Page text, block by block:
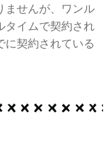
ませんが、ワンル
タイムで契約され
に契約されている